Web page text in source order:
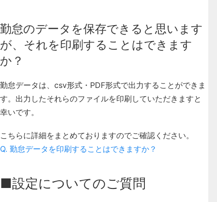
勤怠のデータを保存できると思います
が、それを印刷することはできます
か？
勤怠データは、csv形式・PDF形式で出力することができま
す。出力したそれらのファイルを印刷していただきますと
幸いです。
こちらに詳細をまとめておりますのでご確認ください。
Q. 勤怠データを印刷することはできますか？
■設定についてのご質問